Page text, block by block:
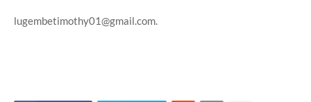
lugembetimothy01@gmail.com.